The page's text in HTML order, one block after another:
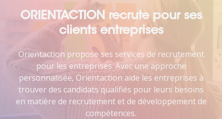
ORIENTACTION recrute pour ses
clients entreprises
Orientaction propose ses services de recrutement
pour les entreprises. Avec une approche
personnalisée, Orientaction aide les entreprises à
trouver des candidats qualifiés pour leurs besoins
en matière de recrutement et de développement de
compétences.